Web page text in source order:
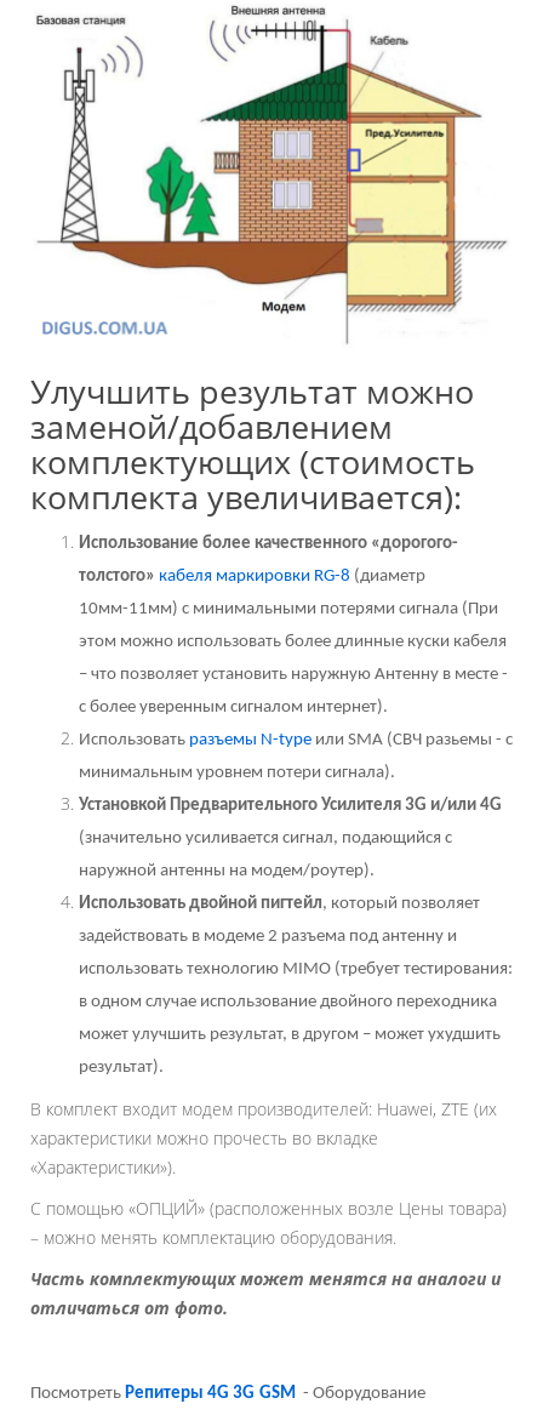
Улучшить результат можно
заменой/добавлением
комплектующих (стоимость
комплекта увеличивается):
Использование более качественного «дорогого-
толстого» кабеля маркировки RG-8 (диаметр
10мм-11мм) с минимальными потерями сигнала (При
этом можно использовать более длинные куски кабеля
– что позволяет установить наружную Антенну в месте -
с более уверенным сигналом интернет).
Использовать разъемы N-type или SMA (СВЧ разьемы - с
минимальным уровнем потери сигнала).
Установкой Предварительного Усилителя 3G и/или 4G
(значительно усиливается сигнал, подающийся с
наружной антенны на модем/роутер).
Использовать двойной пигтейл, который позволяет
задействовать в модеме 2 разъема под антенну и
использовать технологию MIMO (требует тестирования:
в одном случае использование двойного переходника
может улучшить результат, в другом – может ухудшить
результат).
В комплект входит модем производителей: Huawei, ZTE (их
характеристики можно прочесть во вкладке
«Характеристики»).
С помощью «ОПЦИЙ» (расположенных возле Цены товара)
– можно менять комплектацию оборудования.
Часть комплектующих может менятся на аналоги и
отличаться от фото.
Посмотреть Репитеры 4G 3G GSM - Оборудование